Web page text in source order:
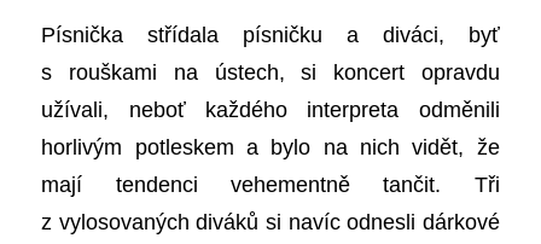
Písnička střídala písničku a diváci, byť
s rouškami na ústech, si koncert opravdu
užívali, neboť každého interpreta odměnili
horlivým potleskem a bylo na nich vidět, že
mají tendenci vehementně tančit. Tři
z vylosovaných diváků si navíc odnesli dárkové